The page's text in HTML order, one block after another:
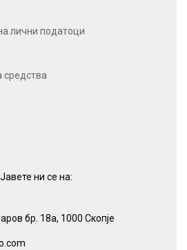
лични податоци
средства
ни се на:
бр. 18а, 1000 Скопје